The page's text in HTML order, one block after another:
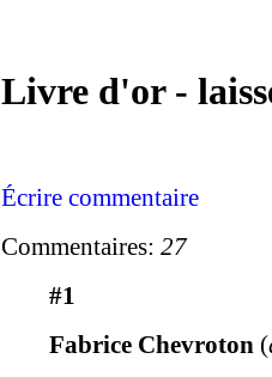
Livre d'or -
Écrire commentaire
Commentaires: 27
#1
Fabrice Chevroton (